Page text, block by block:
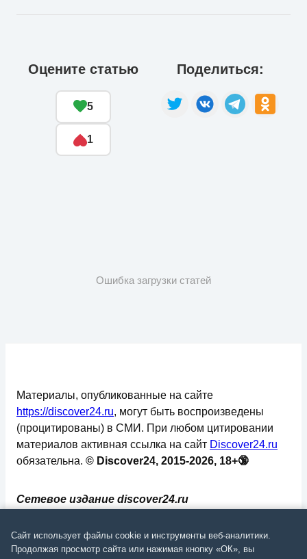
Оцените статью
5
1
Поделиться:
Ошибка загрузки статей
Сетевое издание discover24.ru
надзору в сфере связи, информационных
технологий и массовых коммуникаций
Материалы, опубликованные на сайте
https://discover24.ru, могут быть воспроизведены
(процитированы) в СМИ. При любом цитировании
материалов активная ссылка на сайт Discover24.ru
обязательна. © Discover24, 2015-2026, 18+🔞
Сайт использует файлы cookie и инструменты веб-аналитики.
Продолжая просмотр сайта или нажимая кнопку «ОК», вы